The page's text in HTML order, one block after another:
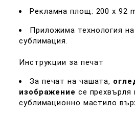
Рекламна площ: 200 x 92
Приложима технология
сублимация.
Инструкции за печат
За печат на чашата,
изображение се прехвърля
сублимационно мастило